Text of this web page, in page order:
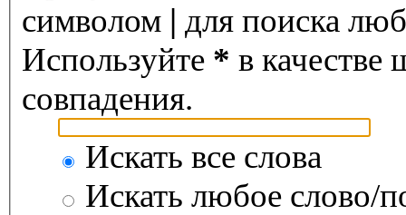
символом | для поиска
Используйте * в качестве
совпадения.
Искать все слова
Искать любое слово/